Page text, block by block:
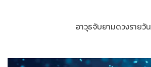
อาวุธจับยามดวงรายวัน